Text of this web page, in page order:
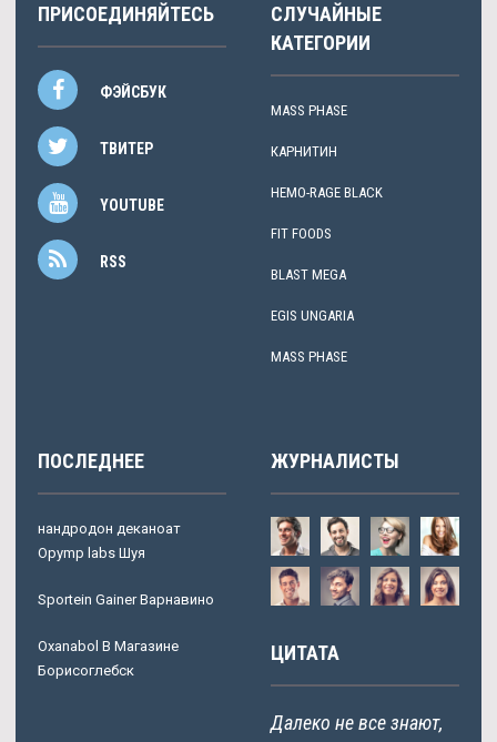
ПРИСОЕДИНЯЙТЕСЬ
ФЭЙСБУК
ТВИТЕР
YOUTUBE
RSS
СЛУЧАЙНЫЕ
КАТЕГОРИИ
MASS PHASE
КАРНИТИН
HEMO-RAGE BLACK
FIT FOODS
BLAST MEGA
EGIS UNGARIA
MASS PHASE
ПОСЛЕДНЕЕ
нандродон деканоат
Opymp labs Шуя
Sportein Gainer Варнавино
Oxanabol В Магазине
Борисоглебск
ЖУРНАЛИСТЫ
ЦИТАТА
Далеко не все знают,